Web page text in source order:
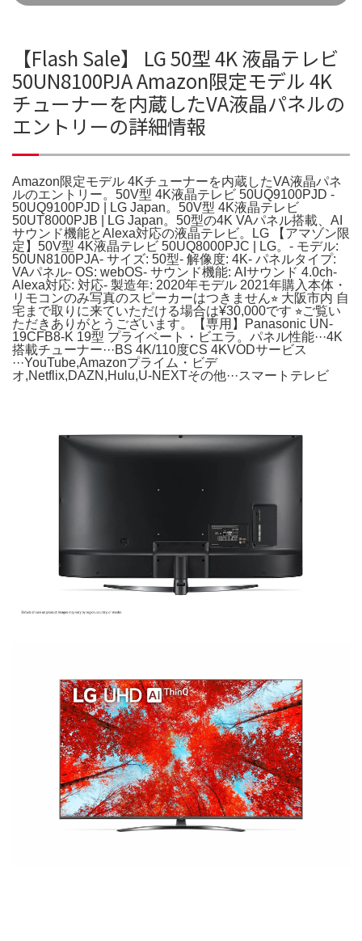
【Flash Sale】 LG 50型 4K 液晶テレビ
50UN8100PJA Amazon限定モデル 4K
チューナーを内蔵したVA液晶パネルの
エントリーの詳細情報
Amazon限定モデル 4Kチューナーを内蔵したVA液晶パネ
ルのエントリー。50V型 4K液晶テレビ 50UQ9100PJD -
50UQ9100PJD | LG Japan。50V型 4K液晶テレビ
50UT8000PJB | LG Japan。50型の4K VAパネル搭載、AI
サウンド機能とAlexa対応の液晶テレビ。LG 【アマゾン限
定】50V型 4K液晶テレビ 50UQ8000PJC | LG。- モデル:
50UN8100PJA- サイズ: 50型- 解像度: 4K- パネルタイプ:
VAパネル- OS: webOS- サウンド機能: AIサウンド 4.0ch-
Alexa対応: 対応- 製造年: 2020年モデル 2021年購入本体・
リモコンのみ写真のスピーカーはつきません⭐︎ 大阪市内 自
宅まで取りに来ていただける場合は¥30,000です ⭐︎ご覧い
ただきありがとうございます。【専用】Panasonic UN-
19CFB8-K 19型 プライベート・ビエラ。パネル性能···4K
搭載チューナー···BS 4K/110度CS 4KVODサービス
···YouTube,Amazonプライム・ビデ
オ,Netflix,DAZN,Hulu,U-NEXTその他···スマートテレビ